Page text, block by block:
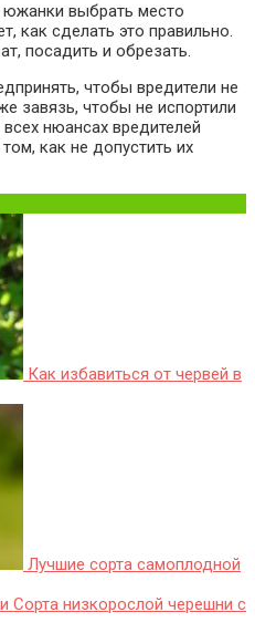
выбрать место
как сделать это правильно.
посадить и обрезать.
чтобы вредители не
завязь, чтобы не испортили
нюансах вредителей
как не допустить их
Как избавиться от червей в
Лучшие сорта самоплодной
Сорта низкорослой черешни с